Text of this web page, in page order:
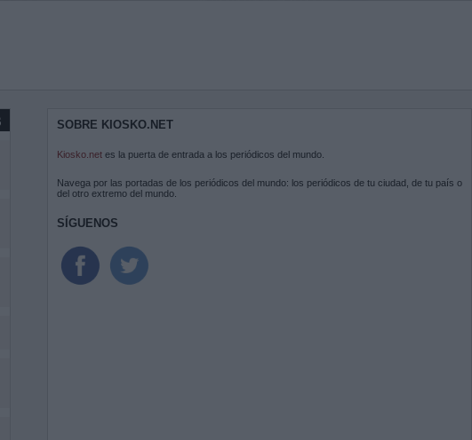
SOBRE KIOSKO.NET
Kiosko.net es la puerta de entrada a los periódicos del mundo.
Navega por las portadas de los periódicos del mundo: los periódicos de tu ciudad, de tu país o
del otro extremo del mundo.
SÍGUENOS